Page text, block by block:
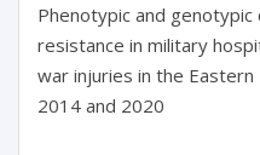
Phenotypic and
resistance in military
war injuries in the
2014 and 2020